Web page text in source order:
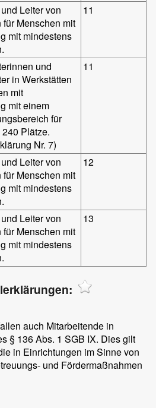
Leiter von
für Menschen mit
mit mindestens
11
und
in Werkstätten
mit
mit einem
für
Plätze.
Nr. 7)
11
Leiter von
für Menschen mit
mit mindestens
12
Leiter von
für Menschen mit
mit mindestens
13
auch Mitarbeitende in
§ 136 Abs. 1 SGB IX. Dies gilt
in Einrichtungen im Sinne von
und Fördermaßnahmen